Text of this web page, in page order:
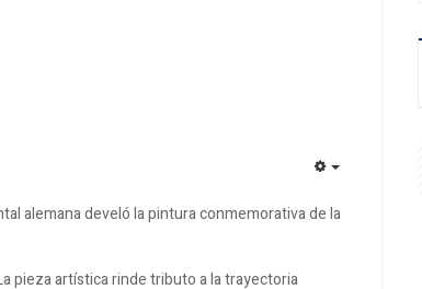
alemana develó la pintura conmemorativa de la
pieza artística rinde tributo a la trayectoria